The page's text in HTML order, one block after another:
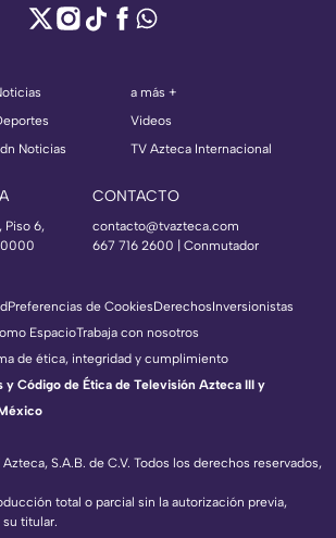
Noticias
a más +
Videos
TV Azteca Internacional
Piso 6,
CONTACTO
contacto@tvazteca.com
667 716 2600 | Conmutador
S.A.B. de C.V. Todos los derechos reservados,
total o parcial sin la autorización previa,
titular.
Preferencias de CookiesDerechosInversionistas
EspacioTrabaja con nosotros
de ética, integridad y cumplimiento
Código de Ética de Televisión Azteca III y